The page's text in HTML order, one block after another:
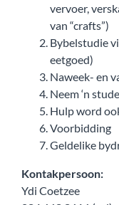
vervoer,
van “crafts”)
Bybelstudie
eetgoed)
Naweek- en
Neem ‘n
Hulp word
Voorbidding
Geldelike
Kontakpersoon:
Ydi Coetzee